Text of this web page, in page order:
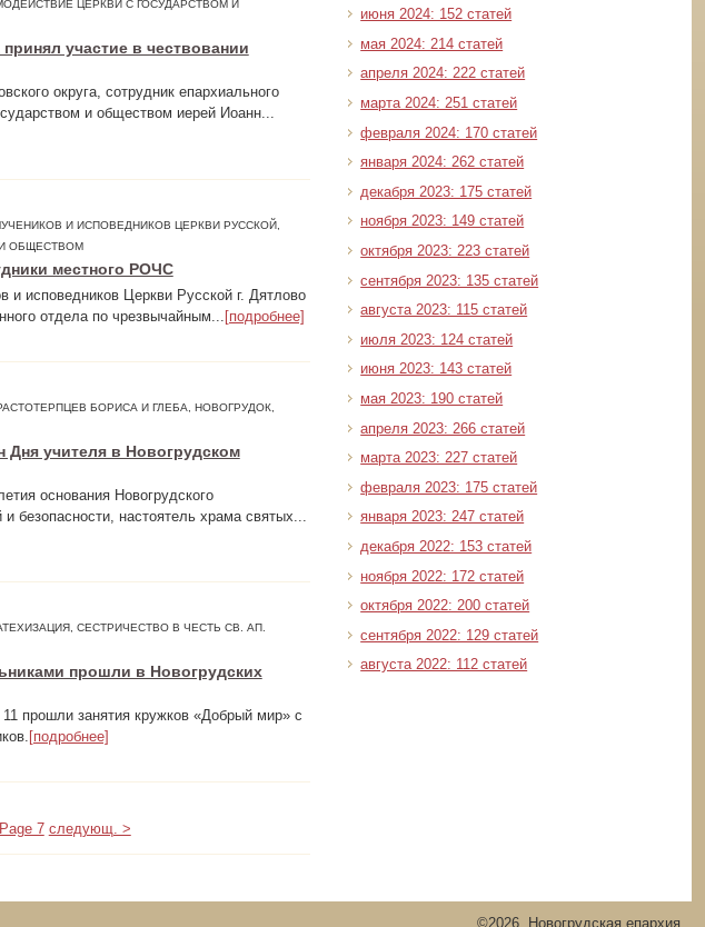
ЦЕРКВИ С ГОСУДАРСТВОМ И
участие в чествовании
округа, сотрудник епархиального
и обществом иерей Иоанн...
И ИСПОВЕДНИКОВ ЦЕРКВИ РУССКОЙ,
ОБЩЕСТВОМ
местного РОЧС
и исповедников Церкви Русской г. Дятлово
отдела по чрезвычайным...
[подробнее]
БОРИСА И ГЛЕБА, НОВОГРУДОК,
Дня учителя в Новогрудском
основания Новогрудского
безопасности, настоятель храма святых...
СЕСТРИЧЕСТВО В ЧЕСТЬ СВ. АП.
прошли в Новогрудских
прошли занятия кружков «Добрый мир» с
[подробнее]
Page 7 следующ. >
июня 2024: 152 статей
мая 2024: 214 статей
апреля 2024: 222 статей
марта 2024: 251 статей
февраля 2024: 170 статей
января 2024: 262 статей
декабря 2023: 175 статей
ноября 2023: 149 статей
октября 2023: 223 статей
сентября 2023: 135 статей
августа 2023: 115 статей
июля 2023: 124 статей
июня 2023: 143 статей
мая 2023: 190 статей
апреля 2023: 266 статей
марта 2023: 227 статей
февраля 2023: 175 статей
января 2023: 247 статей
декабря 2022: 153 статей
ноября 2022: 172 статей
октября 2022: 200 статей
сентября 2022: 129 статей
августа 2022: 112 статей
©2026, Новогрудская епархия